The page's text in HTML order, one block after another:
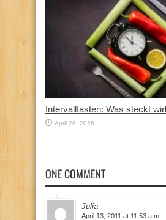
Intervallfasten: Was steckt
April 26, 2026
ONE COMMENT
Julia
April 13, 2011 at 11:53 a.m.